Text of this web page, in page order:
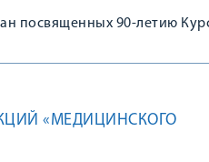
посвященных 90-летию
«МЕДИЦИНСКОГО